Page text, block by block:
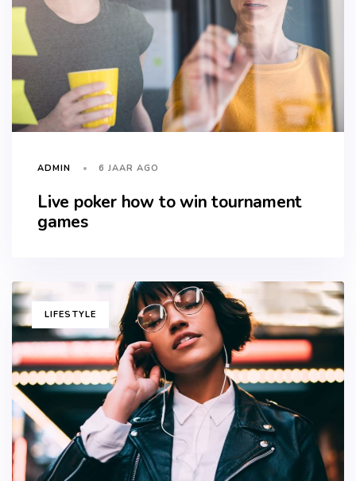
ADMIN 6 JAAR AGO
Live poker how to win tournament
games
TAGSLIFESTYLE